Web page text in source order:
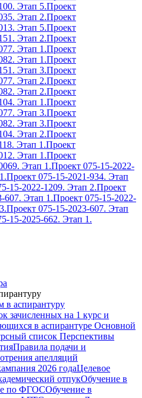
Этап 5.Проект
Этап 2.Проект
Этап 5.Проект
Этап 2.Проект
Этап 1.Проект
Этап 1.Проект
Этап 3.Проект
Этап 2.Проект
Этап 2.Проект
Этап 1.Проект
Этап 3.Проект
Этап 3.Проект
Этап 2.Проект
Этап 1.Проект
Этап 1.Проект
Этап 1.Проект 075-15-2022-
Проект 075-15-2021-934. Этап
15-2022-1209. Этап 2.Проект
607. Этап 1.Проект 075-15-2022-
Проект 075-15-2023-607. Этап
15-2025-662. Этап 1.
в аспирантуру
зачисленных на 1 курс и
в аспирантуре Основной
список Перспективы
Правила подачи и
апелляций
2026 годаЦелевое
отпукОбучение в
по ФГОСОбучение в